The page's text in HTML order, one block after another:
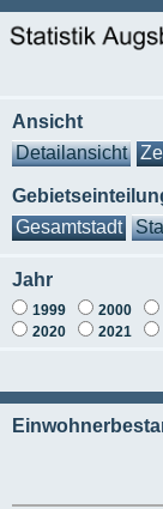
Ansicht
Detailansicht
Gesamtstadt
Jahr
1999 2000
2020
2021